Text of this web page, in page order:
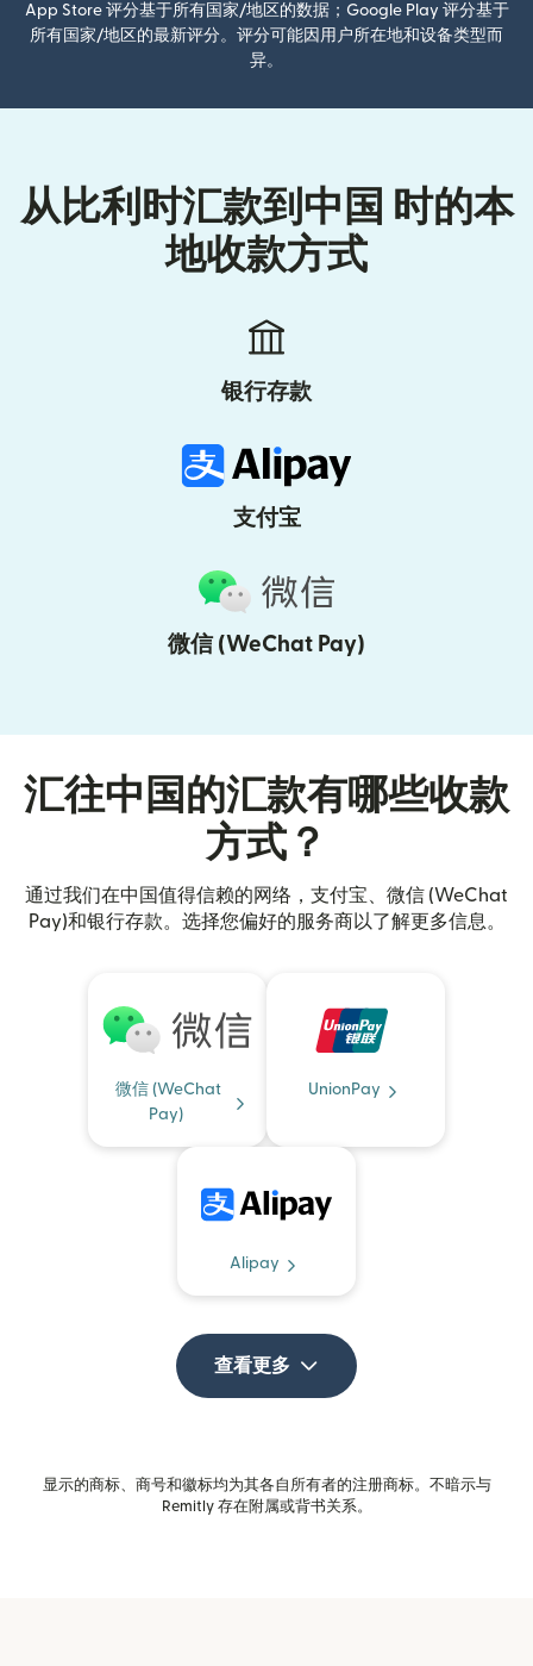
App Store 评分基于所有国家/地区的数据；Google Play 评分基于
所有国家/地区的最新评分。评分可能因用户所在地和设备类型而
异。
从比利时汇款到中国 时的本
地收款方式
银行存款
支付宝
微信 (WeChat Pay)
汇往中国的汇款有哪些收款
方式？
通过我们在中国值得信赖的网络，支付宝、微信 (WeChat
Pay)和银行存款。选择您偏好的服务商以了解更多信息。
微信 (WeChat
Pay)
UnionPay
Alipay
查看更多
显示的商标、商号和徽标均为其各自所有者的注册商标。不暗示与
Remitly 存在附属或背书关系。